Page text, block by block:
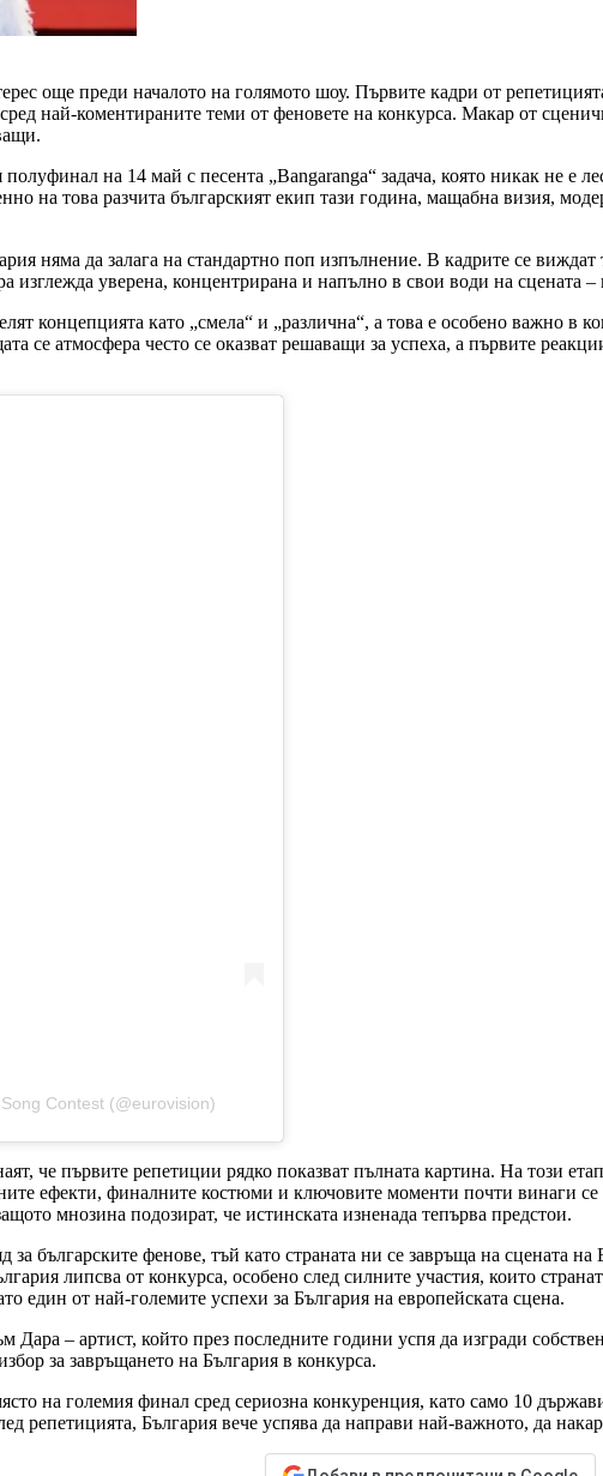
още преди началото на голямото шоу. Първите кадри от
най-коментираните теми от феновете на конкурса. Макар от
на 14 май с песента „Bangaranga“ задача, която никак не е
на това разчита българският екип тази година, мащабна визия,
няма да залага на стандартно поп изпълнение. В кадрите се
изглежда уверена, концентрирана и напълно в свои води на сцената
концепцията като „смела“ и „различна“, а това е особено важно в
се атмосфера често се оказват решаващи за успеха, а първите
Contest (@eurovision)
че първите репетиции рядко показват пълната картина. На този
ефекти, финалните костюми и ключовите моменти почти винаги се
мнозина подозират, че истинската изненада тепърва предстои.
за българските фенове, тъй като страната ни се завръща на сцената
липсва от конкурса, особено след силните участия, които
един от най-големите успехи за България на европейската сцена.
Дара – артист, който през последните години успя да изгради
за завръщането на България в конкурса.
на големия финал сред сериозна конкуренция, като само 10
репетицията, България вече успява да направи най-важното, да